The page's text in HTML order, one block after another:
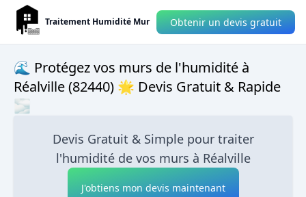
Traitement Humidité Mur Obtenir un devis gratuit
🌊 Protégez vos murs de l'humidité à
Réalville (82440) 🌟 Devis Gratuit & Rapide
🌫
Devis Gratuit & Simple pour traiter
l'humidité de vos murs à Réalville
J'obtiens mon devis maintenant